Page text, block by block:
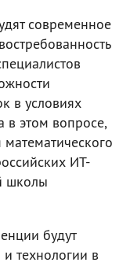
современное
в условиях
в этом вопросе,
ИТ-
школы
будут
технологии в